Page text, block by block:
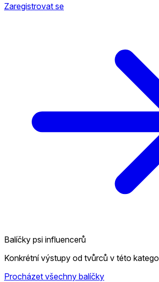
Zaregistrovat se
Balíčky psi influencerů
Konkrétní výstupy od tvůrců v této
Procházet všechny balíčky